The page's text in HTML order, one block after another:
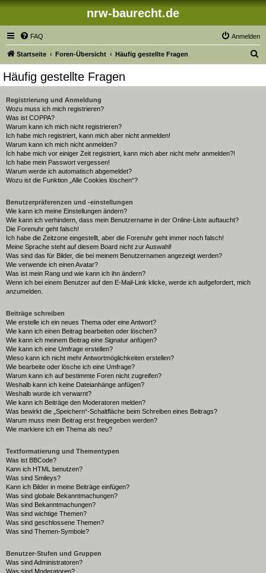
nrw-baurecht.de
FAQ Anmelden
Startseite Foren-Übersicht Häufig gestellte Fragen
Häufig gestellte Fragen
Registrierung und Anmeldung
Wozu muss ich mich registrieren?
Was ist COPPA?
Warum kann ich mich nicht registrieren?
Ich habe mich registriert, kann mich aber nicht anmelden!
Warum kann ich mich nicht anmelden?
Ich habe mich vor einiger Zeit registriert, kann mich aber nicht mehr anmelden?!
Ich habe mein Passwort vergessen!
Warum werde ich automatisch abgemeldet?
Wozu ist die Funktion „Alle Cookies löschen“?
Benutzerpräferenzen und -einstellungen
Wie kann ich meine Einstellungen ändern?
Wie kann ich verhindern, dass mein Benutzername in der Online-Liste auftaucht?
Die Forenuhr geht falsch!
Ich habe die Zeitzone eingestellt, aber die Forenuhr geht immer noch falsch!
Meine Sprache steht auf diesem Board nicht zur Auswahl!
Was sind das für Bilder, die bei meinem Benutzernamen angezeigt werden?
Wie verwende ich einen Avatar?
Was ist mein Rang und wie kann ich ihn ändern?
Wenn ich bei einem Benutzer auf den E-Mail-Link klicke, werde ich aufgefordert, mich
anzumelden.
Beiträge schreiben
Wie erstelle ich ein neues Thema oder eine Antwort?
Wie kann ich einen Beitrag bearbeiten oder löschen?
Wie kann ich meinem Beitrag eine Signatur anfügen?
Wie kann ich eine Umfrage erstellen?
Wieso kann ich nicht mehr Antwortmöglichkeiten erstellen?
Wie bearbeite oder lösche ich eine Umfrage?
Warum kann ich auf bestimmte Foren nicht zugreifen?
Weshalb kann ich keine Dateianhänge anfügen?
Weshalb wurde ich verwarnt?
Wie kann ich Beiträge den Moderatoren melden?
Was bewirkt die „Speichern“-Schaltfläche beim Schreiben eines Beitrags?
Warum muss mein Beitrag erst freigegeben werden?
Wie markiere ich ein Thema als neu?
Textformatierung und Thementypen
Was ist BBCode?
Kann ich HTML benutzen?
Was sind Smileys?
Kann ich Bilder in meine Beiträge einfügen?
Was sind globale Bekanntmachungen?
Was sind Bekanntmachungen?
Was sind wichtige Themen?
Was sind geschlossene Themen?
Was sind Themen-Symbole?
Benutzer-Stufen und Gruppen
Was sind Administratoren?
Was sind Moderatoren?